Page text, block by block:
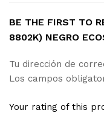
BE THE FIRST TO
8802K) NEGRO
Tu dirección de
Los campos
Your rating of this